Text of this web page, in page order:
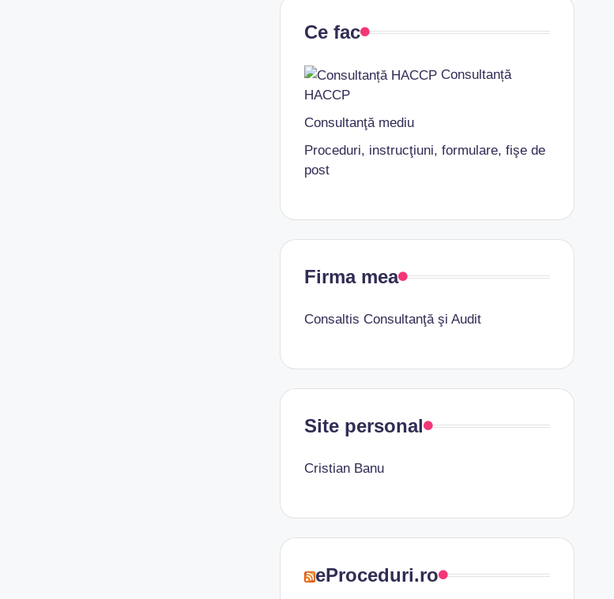
Ce fac
Consultanță
HACCP
Consultanţă mediu
Proceduri, instrucţiuni, formulare, fişe de
post
Firma mea
Consaltis Consultanţă şi Audit
Site personal
Cristian Banu
eProceduri.ro